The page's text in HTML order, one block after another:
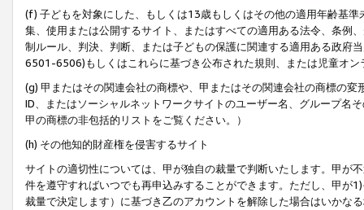
(f) 子どもを対象にした、もしくは13歳もしくはその他の適用年齢基
集、使用または公開するサイト、またはすべての適用ある法令、条例
制ルール、判決、判断、または子どもの保護に関連する適用ある政府
6501-6506)もしくはこれらに基づき公布された規則、または児童オン
(g) 甲またはその関連会社の商標や、甲またはその関連会社の商標の
ID、またはソーシャルネットワークサイトのユーザー名、グループ名
甲の商標の非包括的リストをご覧ください。）
(h) その他知的財産権を侵害するサイト
サイトの適切性については、甲が独自の裁量で判断いたします。甲が
件を遵守すればいつでも再申込みすることができます。ただし、甲が
裁量で決定します）に基づき乙のアカウントを解除した場合はいかな